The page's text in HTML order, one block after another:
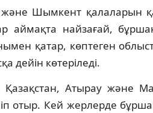
және Шымкент қалаларын
аймақта найзағай,
қатар, көптеген
дейін көтеріледі.
Атырау және
отыр. Кей жерлерде